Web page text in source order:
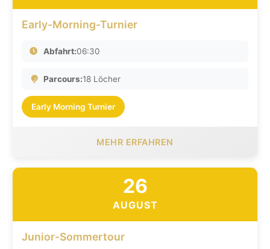
Early-Morning-Turnier
Abfahrt:06:30
Parcours:18 Löcher
Early Morning Turnier
MEHR ERFAHREN
26
AUGUST
Junior-Sommertour